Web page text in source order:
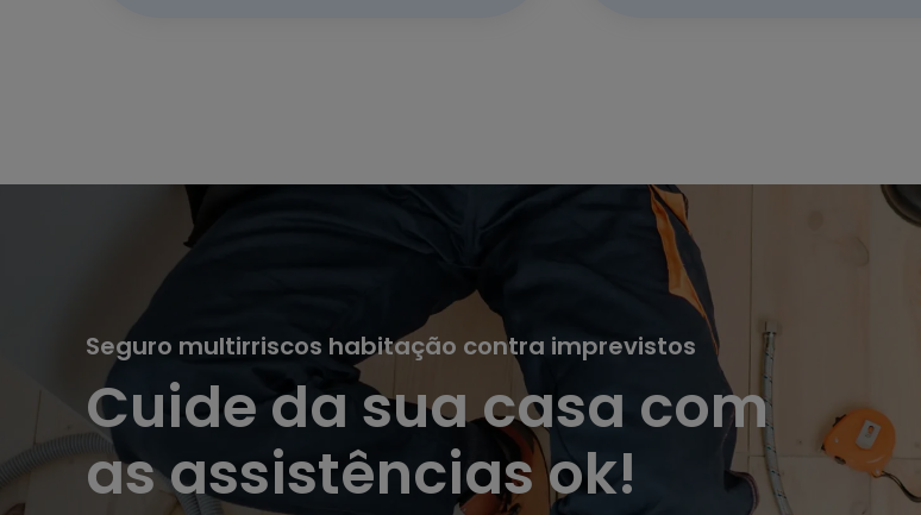
Seguro multirriscos habitação contra imprevistos
Cuide da sua casa com
as assistências ok!